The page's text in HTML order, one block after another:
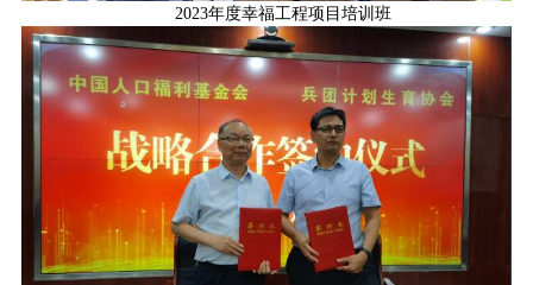
2023年度幸福工程项目培训班